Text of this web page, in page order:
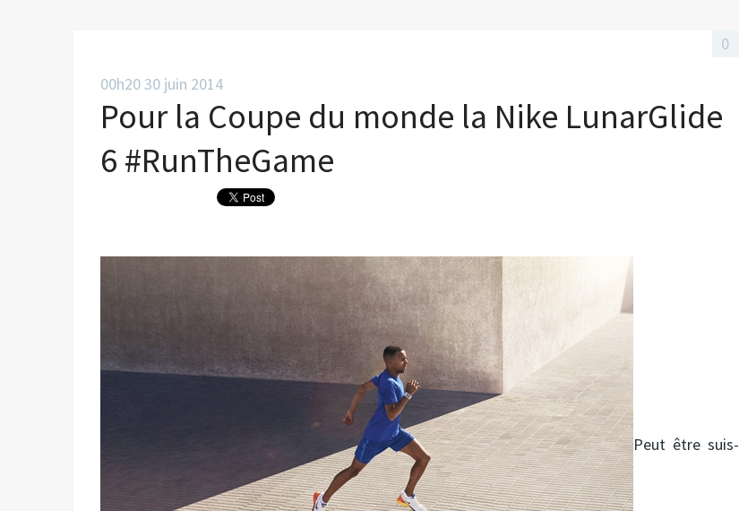
00h2030 juin 2014
Pour la Coupe du monde la Nike LunarGlide
6 #RunTheGame
Peut être suis-
0